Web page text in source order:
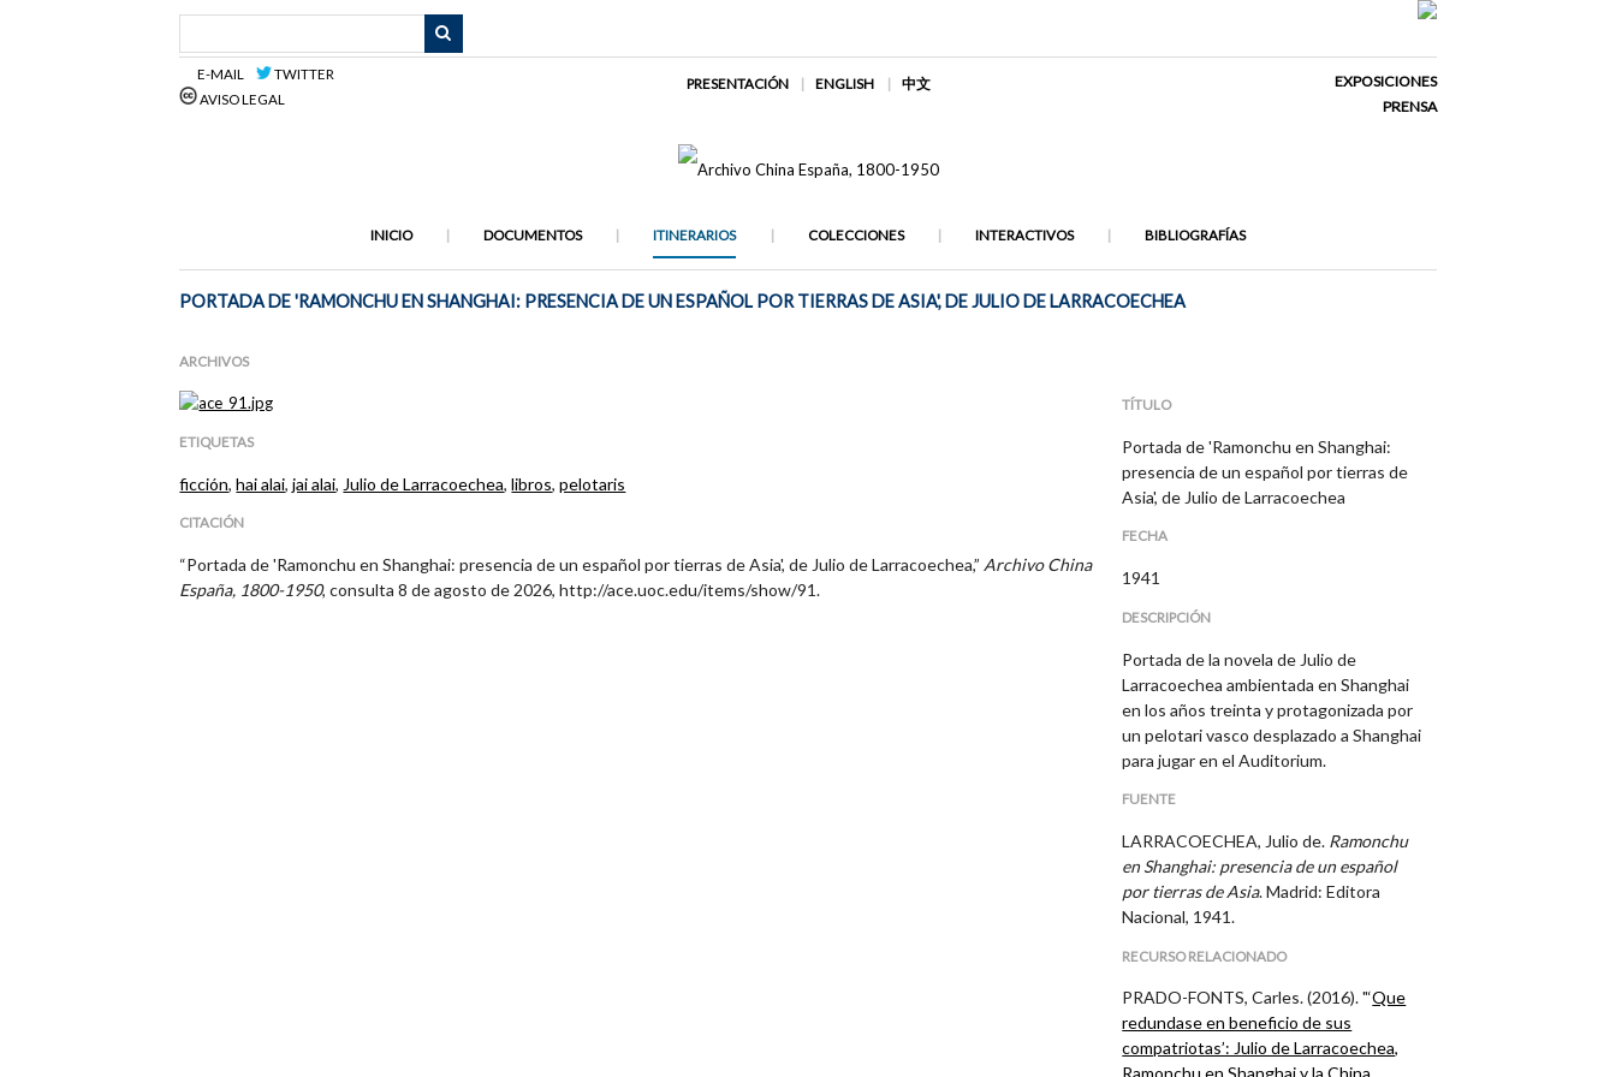
E-MAIL
TWITTER
AVISO LEGAL
PRESENTACIÓN ENGLISH 中文
EXPOSICIONES
PRENSA
INICIO DOCUMENTOS ITINERARIOS COLECCIONES INTERACTIVOS BIBLIOGRAFÍAS
PORTADA DE 'RAMONCHU EN SHANGHAI: PRESENCIA DE UN ESPAÑOL POR TIERRAS DE ASIA', DE JULIO DE LARRACOECHEA
ARCHIVOS
ETIQUETAS
ficción,hai alai,jai alai, Julio de Larracoechea,libros,pelotaris
CITACIÓN
“Portada de 'Ramonchu en Shanghai: presencia de un español por tierras de Asia', de Julio de Larracoechea,” Archivo China
España, 1800-1950, consulta 8 de agosto de 2026,http://ace.uoc.edu/items/show/91.
TÍTULO
Portada de 'Ramonchu en Shanghai:
presencia de un español por tierras de
Asia', de Julio de Larracoechea
FECHA
1941
DESCRIPCIÓN
Portada de la novela de Julio de
Larracoechea ambientada en Shanghai
en los años treinta y protagonizada por
un pelotari vasco desplazado a Shanghai
para jugar en el Auditorium.
FUENTE
LARRACOECHEA, Julio de. Ramonchu
en Shanghai: presencia de un español
por tierras de Asia. Madrid: Editora
Nacional, 1941.
RECURSO RELACIONADO
PRADO-FONTS, Carles. (2016). "‘Que
redundase en beneficio de sus
compatriotas’: Julio de Larracoechea,